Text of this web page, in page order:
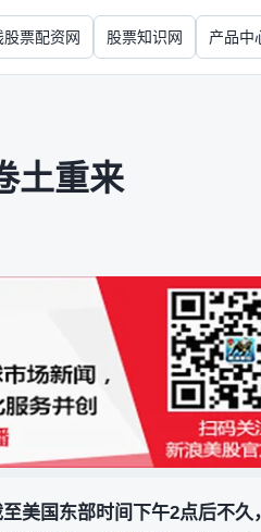
股票配资网 股票知识网 产品中
土重来
美国东部时间下午2点后不久